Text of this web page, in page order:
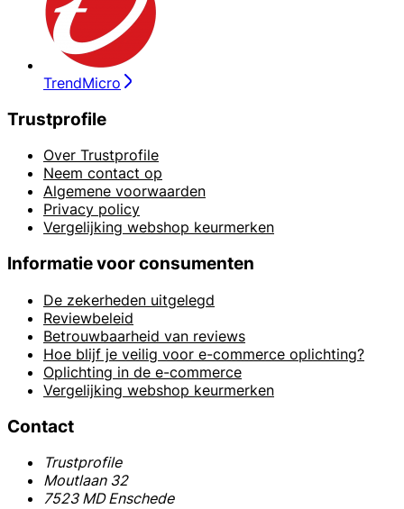
TrendMicro
Trustprofile
Over Trustprofile
Neem contact op
Algemene voorwaarden
Privacy policy
Vergelijking webshop keurmerken
Informatie voor consumenten
De zekerheden uitgelegd
Reviewbeleid
Betrouwbaarheid van reviews
Hoe blijf je veilig voor e-commerce oplichting?
Oplichting in de e-commerce
Vergelijking webshop keurmerken
Contact
Trustprofile
Moutlaan 32
7523 MD Enschede